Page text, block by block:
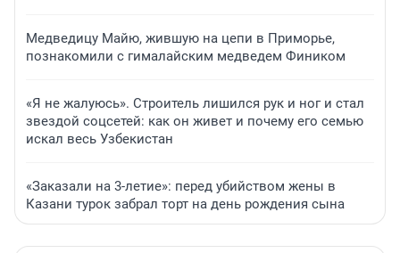
Медведицу Майю, жившую на цепи в Приморье,
познакомили с гималайским медведем Фиником
«Я не жалуюсь». Строитель лишился рук и ног и стал
звездой соцсетей: как он живет и почему его семью
искал весь Узбекистан
«Заказали на 3-летие»: перед убийством жены в
Казани турок забрал торт на день рождения сына